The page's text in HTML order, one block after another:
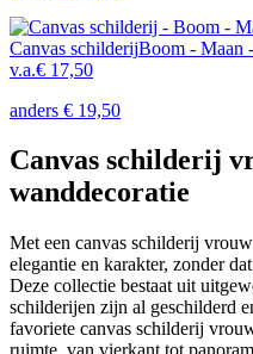
Canvas schilderijBoom - Maan
v.a.€ 17,50
anders € 19,50
Canvas schilderij
wanddecoratie
Met een canvas schilderij
elegantie en karakter, zonder
Deze collectie bestaat uit
schilderijen zijn al geschilderd
favoriete canvas schilderij